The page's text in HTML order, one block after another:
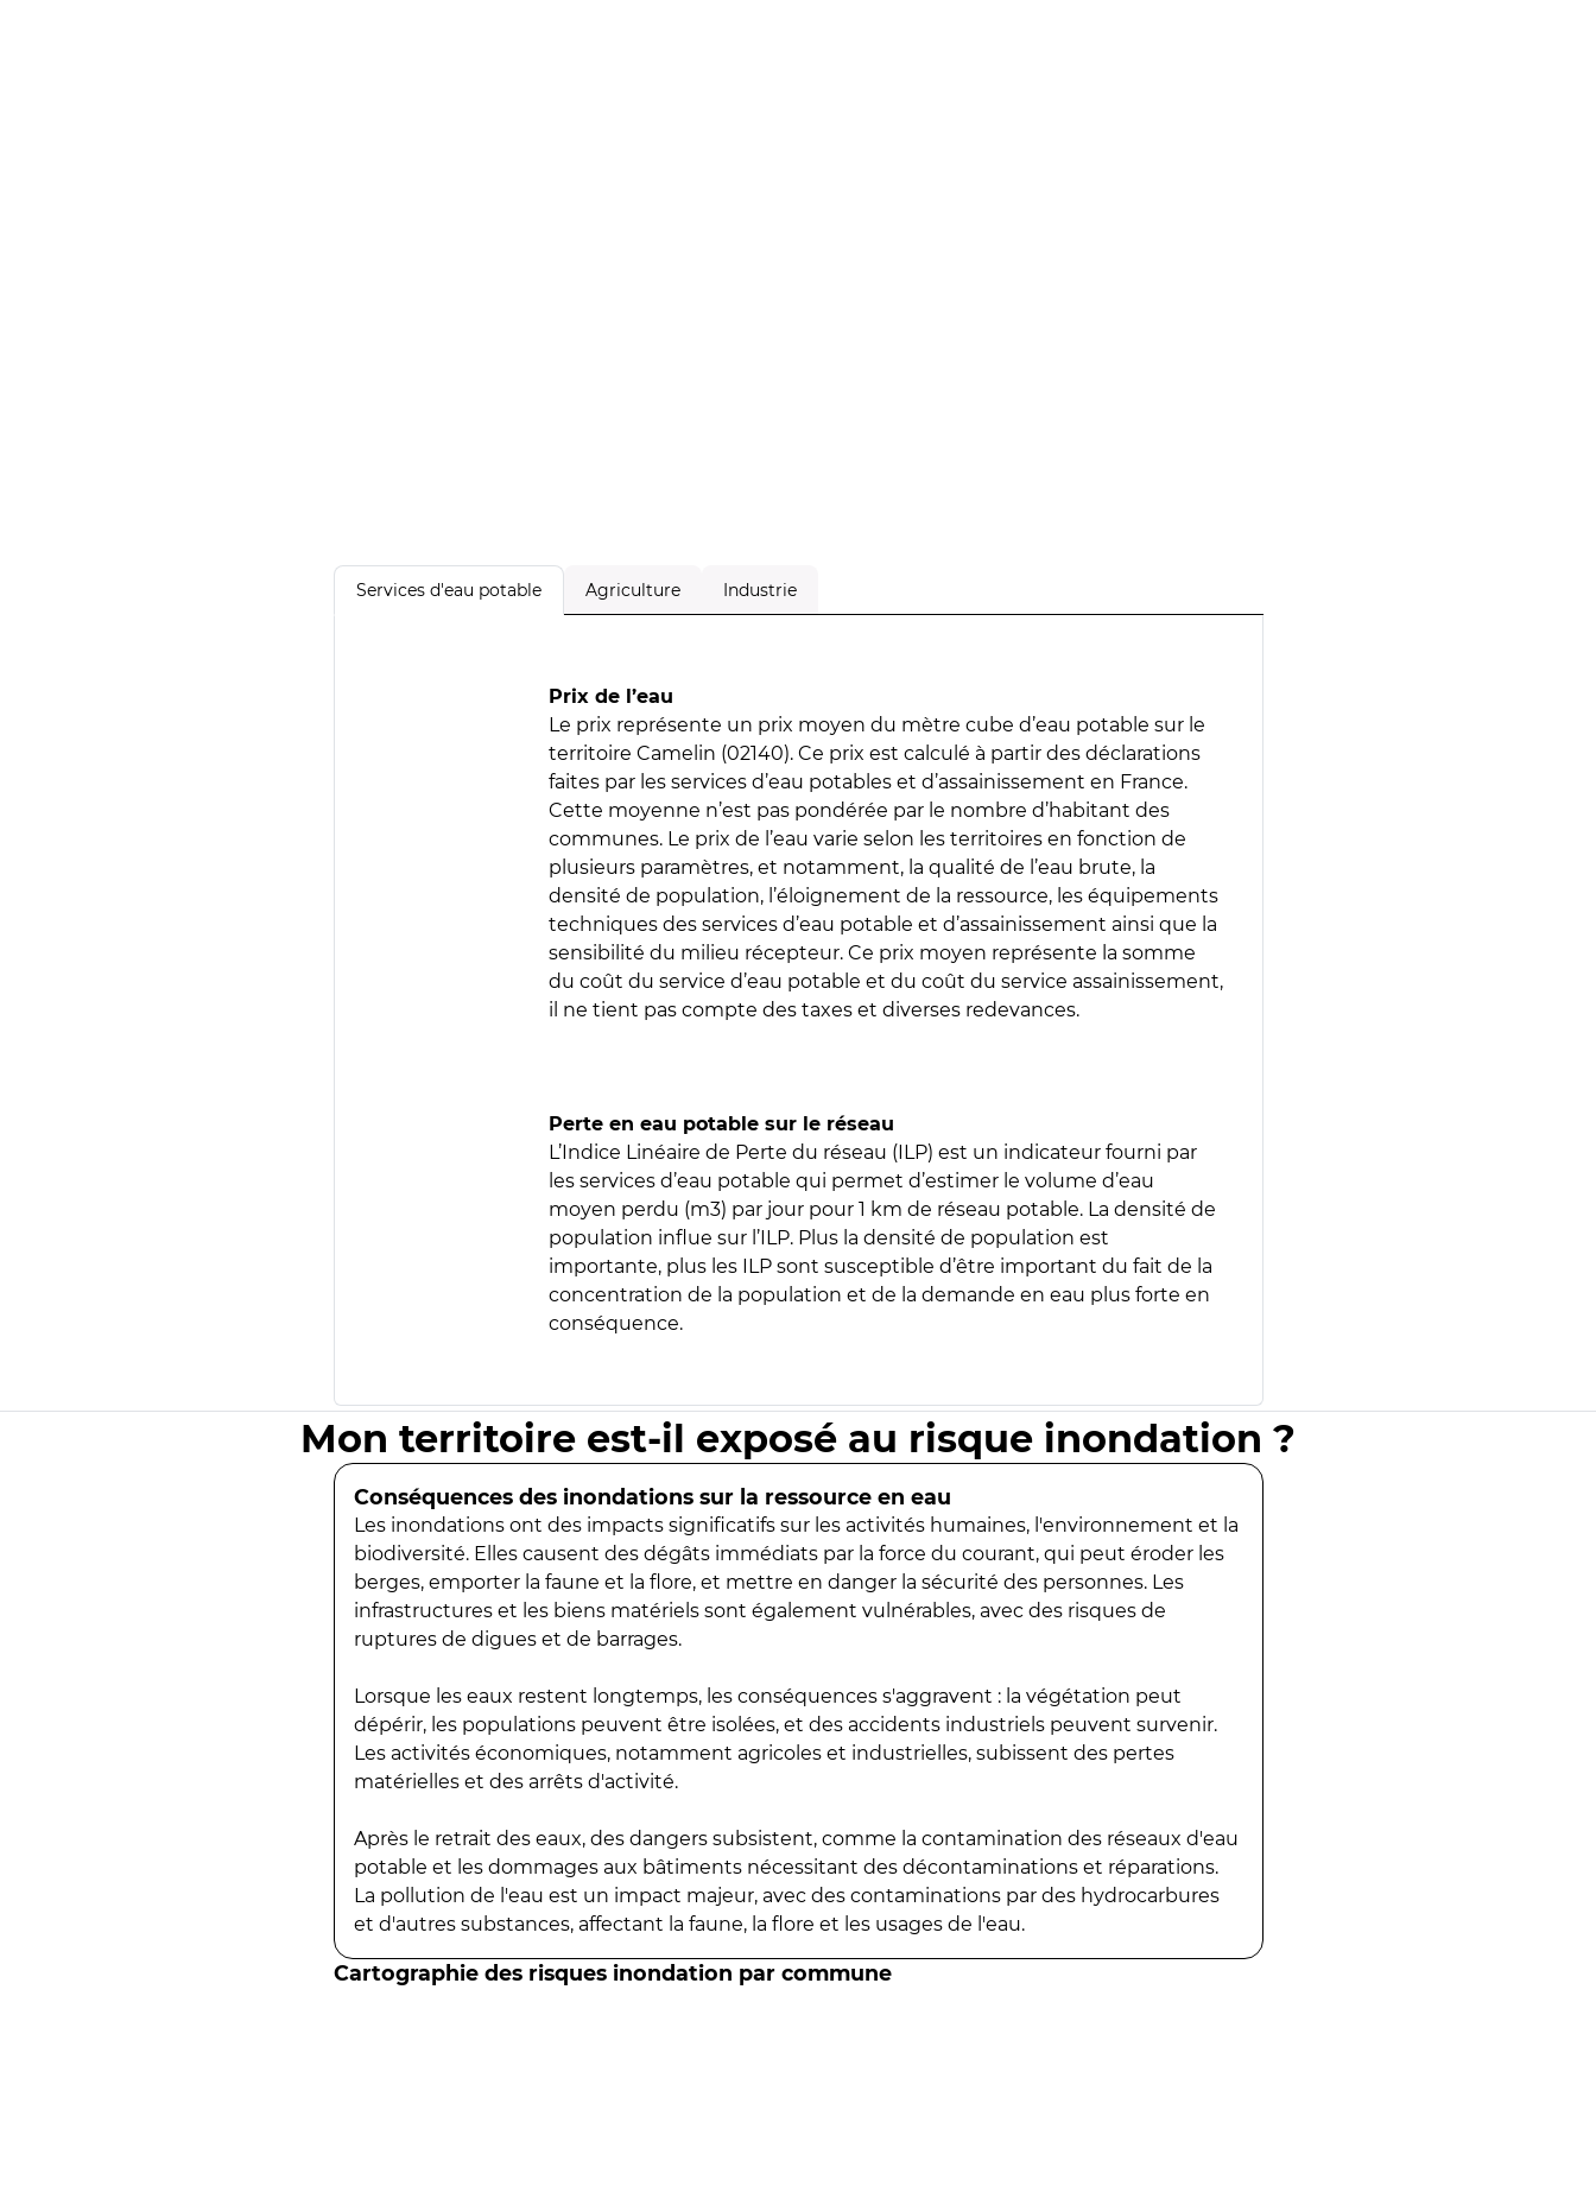
Services d'eau potable Agriculture Industrie
Prix de l’eau
Le prix représente un prix moyen du mètre cube d’eau potable sur le
territoire Camelin (02140). Ce prix est calculé à partir des déclarations
faites par les services d’eau potables et d’assainissement en France.
Cette moyenne n’est pas pondérée par le nombre d’habitant des
communes. Le prix de l’eau varie selon les territoires en fonction de
plusieurs paramètres, et notamment, la qualité de l’eau brute, la
densité de population, l’éloignement de la ressource, les équipements
techniques des services d’eau potable et d’assainissement ainsi que la
sensibilité du milieu récepteur. Ce prix moyen représente la somme
du coût du service d’eau potable et du coût du service assainissement,
il ne tient pas compte des taxes et diverses redevances.
Perte en eau potable sur le réseau
L’Indice Linéaire de Perte du réseau (ILP) est un indicateur fourni par
les services d’eau potable qui permet d’estimer le volume d’eau
moyen perdu (m3) par jour pour 1 km de réseau potable. La densité de
population influe sur l’ILP. Plus la densité de population est
importante, plus les ILP sont susceptible d’être important du fait de la
concentration de la population et de la demande en eau plus forte en
conséquence.
Mon territoire est-il exposé au risque inondation ?
Conséquences des inondations sur la ressource en eau
Les inondations ont des impacts significatifs sur les activités humaines, l'environnement et la
biodiversité. Elles causent des dégâts immédiats par la force du courant, qui peut éroder les
berges, emporter la faune et la flore, et mettre en danger la sécurité des personnes. Les
infrastructures et les biens matériels sont également vulnérables, avec des risques de
ruptures de digues et de barrages.
Lorsque les eaux restent longtemps, les conséquences s'aggravent : la végétation peut
dépérir, les populations peuvent être isolées, et des accidents industriels peuvent survenir.
Les activités économiques, notamment agricoles et industrielles, subissent des pertes
matérielles et des arrêts d'activité.
Après le retrait des eaux, des dangers subsistent, comme la contamination des réseaux d'eau
potable et les dommages aux bâtiments nécessitant des décontaminations et réparations.
La pollution de l'eau est un impact majeur, avec des contaminations par des hydrocarbures
et d'autres substances, affectant la faune, la flore et les usages de l'eau.
Cartographie des risques inondation par commune